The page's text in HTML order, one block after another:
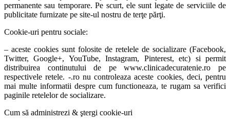
permanente sau temporare. Pe scurt, ele sunt legate de serviciile de
publicitate furnizate pe site-ul nostru de terţe părţi.
Cookie-uri pentru sociale:
– aceste cookies sunt folosite de retelele de socializare (Facebook,
Twitter, Google+, YouTube, Instagram, Pinterest, etc) si permit
distribuirea continutului de pe www.clinicadecuratenie.ro pe
respectivele retele. -.ro nu controleaza aceste cookies, deci, pentru
mai multe informatii despre cum functioneaza, te rugam sa verifici
paginile retelelor de socializare.
Cum să administrezi & ştergi cookie-uri